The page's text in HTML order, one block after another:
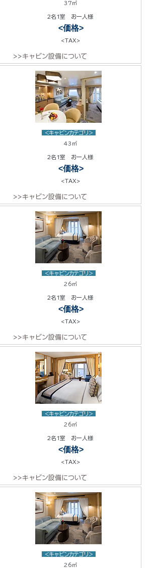
37㎡
2名1室 お一人様
<価格>
<TAX>
>>キャビン設備について
<キャビンカテゴリ>
43㎡
2名1室 お一人様
<価格>
<TAX>
>>キャビン設備について
<キャビンカテゴリ>
26㎡
2名1室 お一人様
<価格>
<TAX>
>>キャビン設備について
<キャビンカテゴリ>
26㎡
2名1室 お一人様
<価格>
<TAX>
>>キャビン設備について
<キャビンカテゴリ>
26㎡